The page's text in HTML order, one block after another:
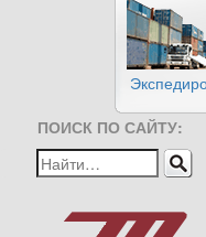
ПОИСК ПО САЙТУ: